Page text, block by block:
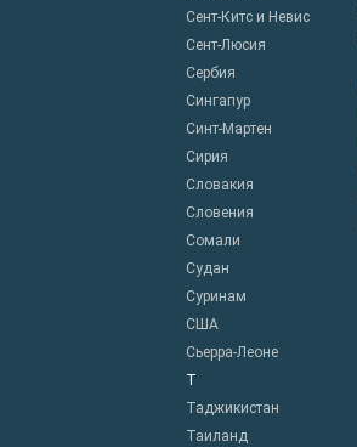
Сент-Китс и Невис
Сент-Люсия
Сербия
Сингапур
Синт-Мартен
Сирия
Словакия
Словения
Сомали
Судан
Суринам
США
Сьерра-Леоне
Т
Таджикистан
Таиланд